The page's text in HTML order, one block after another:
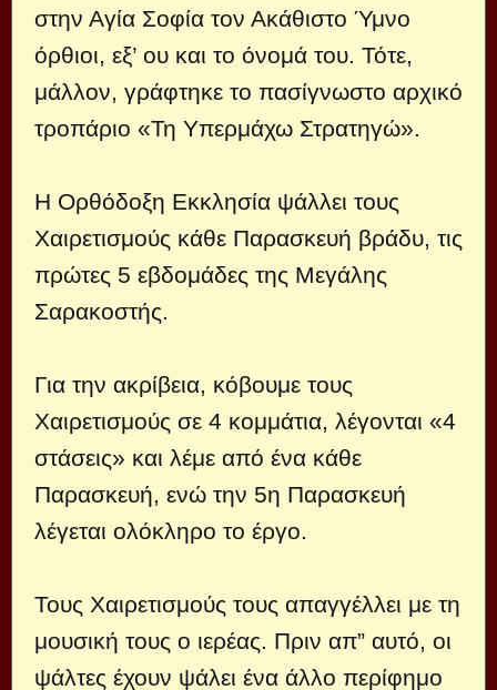
στην Αγία Σοφία τον Ακάθιστο Ύμνο
όρθιοι, εξ’ ου και το όνομά του. Τότε,
μάλλον, γράφτηκε το πασίγνωστο αρχικό
τροπάριο «Τη Υπερμάχω Στρατηγώ».
Η Ορθόδοξη Εκκλησία ψάλλει τους
Χαιρετισμούς κάθε Παρασκευή βράδυ, τις
πρώτες 5 εβδομάδες της Μεγάλης
Σαρακοστής.
Για την ακρίβεια, κόβουμε τους
Χαιρετισμούς σε 4 κομμάτια, λέγονται «4
στάσεις» και λέμε από ένα κάθε
Παρασκευή, ενώ την 5η Παρασκευή
λέγεται ολόκληρο το έργο.
Τους Χαιρετισμούς τους απαγγέλλει με τη
μουσική τους ο ιερέας. Πριν απ” αυτό, οι
ψάλτες έχουν ψάλει ένα άλλο περίφημο